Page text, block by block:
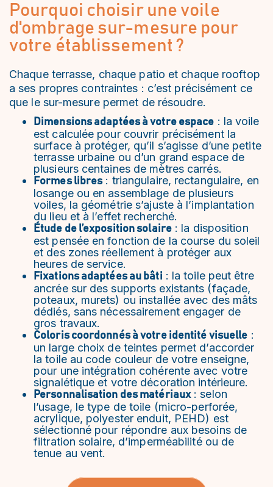
Pourquoi choisir une voile
d'ombrage sur-mesure pour
votre établissement ?
Chaque terrasse, chaque patio et chaque rooftop
a ses propres contraintes : c’est précisément ce
que le sur-mesure permet de résoudre.
Dimensions adaptées à votre espace : la voile
est calculée pour couvrir précisément la
surface à protéger, qu’il s’agisse d’une petite
terrasse urbaine ou d’un grand espace de
plusieurs centaines de mètres carrés.
Formes libres: triangulaire, rectangulaire, en
losange ou en assemblage de plusieurs
voiles, la géométrie s’ajuste à l’implantation
du lieu et à l’effet recherché.
Étude de l’exposition solaire: la disposition
est pensée en fonction de la course du soleil
et des zones réellement à protéger aux
heures de service.
Fixations adaptées au bâti : la toile peut être
ancrée sur des supports existants (façade,
poteaux, murets) ou installée avec des mâts
dédiés, sans nécessairement engager de
gros travaux.
Coloris coordonnés à votre identité visuelle :
un large choix de teintes permet d’accorder
la toile au code couleur de votre enseigne,
pour une intégration cohérente avec votre
signalétique et votre décoration intérieure.
Personnalisation des matériaux: selon
l’usage, le type de toile (micro-perforée,
acrylique, polyester enduit, PEHD) est
sélectionné pour répondre aux besoins de
filtration solaire, d’imperméabilité ou de
tenue au vent.